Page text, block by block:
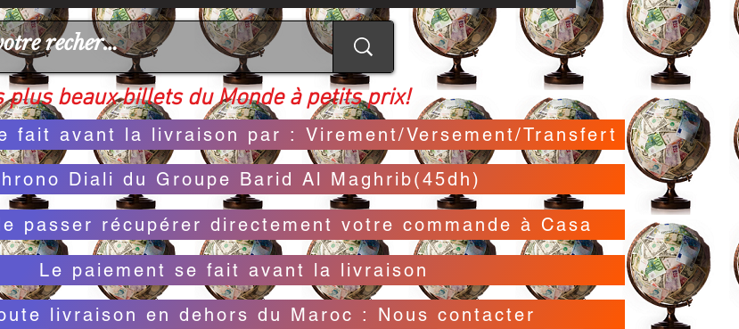
plus beaux billets du Monde à petits prix!
fait avant la livraison par : Virement/Versement/Transfert
Diali du Groupe Barid Al Maghrib(45dh)
passer récupérer directement votre commande à Casa
Le paiement se fait avant la livraison
livraison en dehors du Maroc : Nous contacter